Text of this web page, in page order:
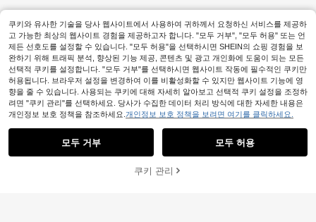
코, 가을 데코, 크리스마스 데코, 홈 크
리스마스 선물, 크리스마스 데코에 적
합
죄송합니다. 이 상품은 품절되었습니다.
유사한 재고품 표시 모두 보기
품절
쿠키와 유사한 기술을 당사 웹사이트에서 사용하여 귀하께서 요청하신 서비스를 제공하
고 가능한 최상의 웹사이트 경험을 제공하고자 합니다. "모두 거부", "모두 허용" 또는 언
제든 선호도를 설정할 수 있습니다. "모두 허용"을 선택하시면 SHEIN의 쇼핑 경험을 보
완하기 위해 트래픽 분석, 향상된 기능 제공, 콘텐츠 및 광고 개인화에 도움이 되는 모든
선택적 쿠키를 설정합니다. "모두 거부"를 선택하시면 웹사이트 작동에 필수적인 쿠키만
허용됩니다. 브라우저 설정을 변경하여 이를 비활성화할 수 있지만 웹사이트 기능에 영
향을 줄 수 있습니다. 사용되는 쿠키에 대해 자세히 알아보고 선택적 쿠키 설정을 조정하
려면 "쿠키 관리"를 선택하세요. 당사가 수집한 데이터 처리 방식에 대한 자세한 내용은
개인정보 보호 정책을 참조하세요. 개인정보 보호 정책을 보려면 여기를 클릭하세요.
모두 거부 모두 허용
쿠키 관리